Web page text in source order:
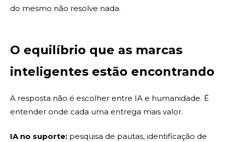
do mesmo não resolve nada.
O equilíbrio que as marcas
inteligentes estão encontrando
A resposta não é escolher entre IA e humanidade. É
entender onde cada uma entrega mais valor.
IA no suporte: pesquisa de pautas, identificação de